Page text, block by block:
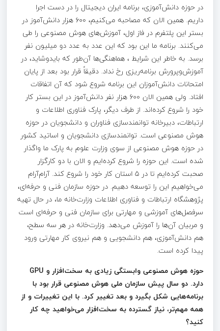
در حوزه دانش‌آموزی، برنامه ایران دیجیتال را در دست اجرا
داریم. همین الان که مصاحبه می‌کنیم، ۶۰۰ هزار دانش‌آموز در
بستر این پلتفرم در فاز اول، آموزش‌های هوش مصنوعی را طی
می‌کنند. برنامه ما این بود که این عدد به عدد دو میلیون نفر
برسد. به خاطر این شرایط ، هماهنگی‌ها آن‌طور که بایدوشاید، در
آموزش‌وپرورش برنامه‌ریزی رخ نداد. دقیقاً قرار بود بعد از پایان
امتحانات دانش‌آموزان این برنامه شروع شود که آن اتفاقات
افتاد. ولی همین الان ۶۰۰ هزار نفر دانش‌آموز در این بستر کار
خود را شروع کرده‌اند. از طرف دیگر، پارک فناوری اطلاعات و
ارتباطات، دبیرخانه توانمندسازی فناوران و دانشجویان در حوزه
هوش مصنوعی است. توانمندسازی دانشجویان و اساتید کشور
در حوزه هوش مصنوعی از سوی وزارت علوم به پارک ما واگذار
شده است. این حوزه را شروع کرده‌ایم و الان با دو کارگزار
صحبت کرده‌ایم تا در ۵ استان کار خود را شروع کند. آرام‌آرام
می‌خواهیم این را توسعه دهیم. در حوزه سازمان فنی و حرفه‌ای،
پژوهشگاه ارتباطات و فناوری اطلاعات وزارت‌خانه ما، در حال تهیه
سرفصل‌های آموزشی و مهارتی برای سازمان فنی و حرفه‌ای است
و مربیان آن‌ها را آموزش می‌دهد. وزارت‌خانه در هر سه سطح،
هم دانش‌آموزی، هم دانشجویی و هم نیروی کار مهارتی ورود
پیدا کرده است.
حوزه هوش مصنوعی وابستگی زیادی به سخت‌افزار و GPU
دارد. دو سال پیش سازمان ملی هوش مصنوعی قرار بود با
برنامه‌هایی شکل بگیرد و بعد تغییر کرد. با این تغییرات و از
همه مهم‌تر، نیاز گسترده به سخت‌افزار می‌خواهید چه کار
کنید؟